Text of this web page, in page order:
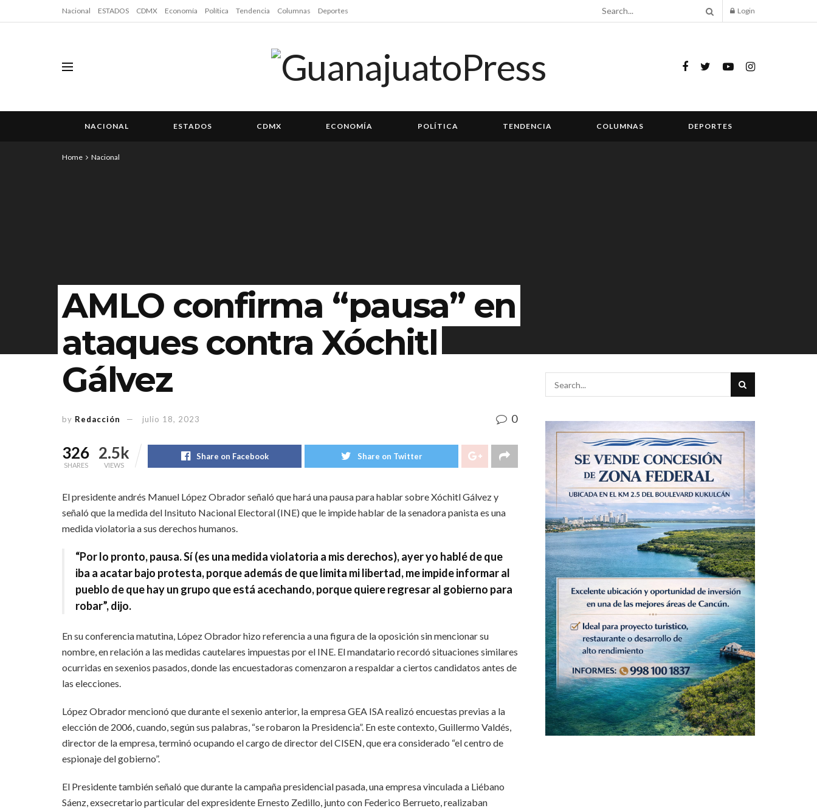
Nacional ESTADOS CDMX Economía Política Tendencia Columnas Deportes Login
NACIONAL ESTADOS CDMX ECONOMÍA POLÍTICA TENDENCIA COLUMNAS DEPORTES
Home Nacional
AMLO confirma “pausa” en
ataques contra Xóchitl
Gálvez
by Redacción julio 18, 2023 0
326
SHARES
2.5k
VIEWS
Share on Facebook Share on Twitter
El presidente andrés Manuel López Obrador señaló que hará una pausa para hablar sobre Xóchitl Gálvez y
señaló que la medida del Insituto Nacional Electoral (INE) que le impide hablar de la senadora panista es una
medida violatoria a sus derechos humanos.
“Por lo pronto, pausa. Sí (es una medida violatoria a mis derechos), ayer yo hablé de que
iba a acatar bajo protesta, porque además de que limita mi libertad, me impide informar al
pueblo de que hay un grupo que está acechando, porque quiere regresar al gobierno para
robar”, dijo.
En su conferencia matutina, López Obrador hizo referencia a una figura de la oposición sin mencionar su
nombre, en relación a las medidas cautelares impuestas por el INE. El mandatario recordó situaciones similares
ocurridas en sexenios pasados, donde las encuestadoras comenzaron a respaldar a ciertos candidatos antes de
las elecciones.
López Obrador mencionó que durante el sexenio anterior, la empresa GEA ISA realizó encuestas previas a la
elección de 2006, cuando, según sus palabras, “se robaron la Presidencia”. En este contexto, Guillermo Valdés,
director de la empresa, terminó ocupando el cargo de director del CISEN, que era considerado “el centro de
espionaje del gobierno”.
El Presidente también señaló que durante la campaña presidencial pasada, una empresa vinculada a Liébano
Sáenz, exsecretario particular del expresidente Ernesto Zedillo, junto con Federico Berrueto, realizaban